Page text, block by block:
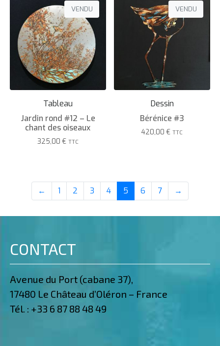
VENDU
Tableau
Jardin rond #12 – Le
chant des oiseaux
325,00 € TTC
VENDU
Dessin
Bérénice #3
420,00€ TTC
← 1 2 3 4 5 6 7 →
CONTACT
Avenue du Port (cabane 37),
17480 Le Château d’Oléron – France
Tél. : +33 6 87 88 48 49